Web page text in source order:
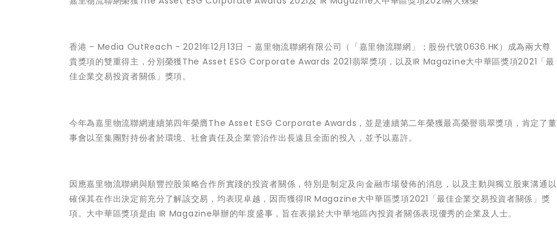
香港 - Media OutReach - 2021年12月13日 - 嘉里物流聯網有限公司（「嘉里物流聯網」；股份代號0636.HK）成為兩大尊
貴獎項的雙重得主，分別榮獲The Asset ESG Corporate Awards 2021翡翠獎項，以及IR Magazine大中華區獎項2021「最
佳企業交易投資者關係」獎項。
今年為嘉里物流聯網連續第四年榮膺The Asset ESG Corporate Awards，並是連續第二年榮獲最高榮譽翡翠獎項，肯定了董
事會以至集團對持份者於環境、社會責任及企業管治作出長遠且全面的投入，並予以嘉許。
因應嘉里物流聯網與順豐控股策略合作所實踐的投資者關係，特別是制定及向金融市場發佈的消息，以及主動與獨立股東溝通以
確保其在作出決定前充分了解該交易，均表現卓越，因而獲得IR Magazine大中華區獎項2021「最佳企業交易投資者關係」獎
項。大中華區獎項是由 IR Magazine舉辦的年度盛事，旨在表揚於大中華地區內投資者關係表現優秀的企業及人士。